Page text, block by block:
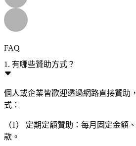
FAQ
1. 有哪些贊助方式？
個人或企業皆歡迎透過網路直接贊助
式：
（1） 定期定額贊助：每月固定金額
款。